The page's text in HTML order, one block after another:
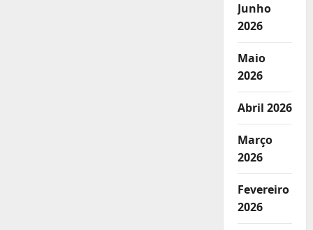
Junho
2026
Maio
2026
Abril 2026
Março
2026
Fevereiro
2026